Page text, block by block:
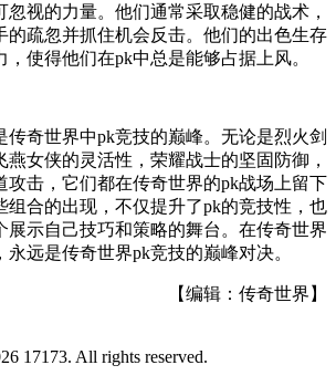
忽视的力量。他们通常采取稳健的战术，
的疏忽并抓住机会反击。他们的出色生存
使得他们在pk中总是能够占据上风。
传奇世界中pk竞技的巅峰。无论是烈火剑
燕女侠的灵活性，荣耀战士的坚固防御，
攻击，它们都在传奇世界的pk战场上留下
组合的出现，不仅提升了pk的竞技性，也
展示自己技巧和策略的舞台。在传奇世界
远是传奇世界pk竞技的巅峰对决。
【编辑：传奇世界】
17173. All rights reserved.